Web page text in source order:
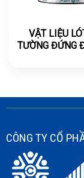
VẬT LIỆU
TƯỜNG ĐỨNG
CÔNG TY CỔ